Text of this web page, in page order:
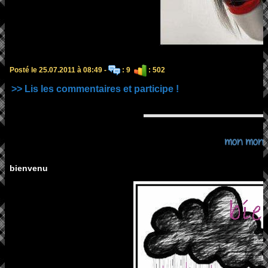
Posté le 25.07.2011 à 08:49 - : 9 : 502
>> Lis les commentaires et participe !
mon
bienvenu